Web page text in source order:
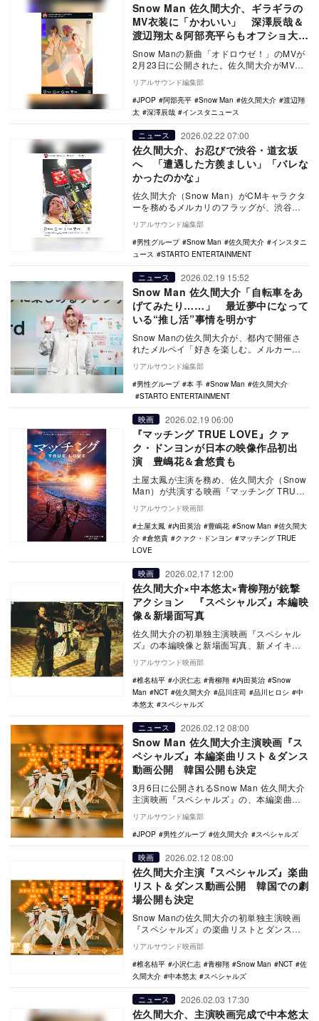
Snow Man 佐久間大介、ギラギラの
MV衣装に「かわいい」 深澤辰哉＆
渡辺翔太＆阿部亮平らもオフショ大量
投稿
Snow Manの新曲「オドロウゼ！」のMVが
2月23日に公開された。佐久間大介がMV撮
影時のオフショットを自身のInstagr…
リアルサウンド編集部
JPOP
阿部亮平 Snow Man 佐久間大介
渡辺翔
太
深澤辰哉 インスタニュース
ニュース 2026.02.22 07:00
佐久間大介、お忍びで渋谷・道玄坂
へ 「遭遇した方羨ましい」「バレな
かったのかな」
佐久間大介（Snow Man）がCMキャラクタ
ーを務めるメルカリのフラッグが、渋谷の
道玄坂に掲出されている。佐久間本人がそ
の広告…
リアルサウンド編集部
男性グループ
Snow Man 佐久間大介
インスタニ
ュース
STARTO ENTERTAINMENT
ニュース 2026.02.19 15:52
Snow Man 佐久間大介「自転車をあ
げてみたり……」 最近夢中になって
いる“推し活”事情を明かす
Snow Manの佐久間大介が、都内で開催さ
れたメルペイ「好きを楽しむ。メルカー
ド」新CM発表会に出席。最近の“推し活”事
情を明…
リアルサウンド編集部
男性グループ
本 手 Snow Man
佐久間大介
STARTO ENTERTAINMENT
映画 2026.02.19 06:00
『マッチング TRUE LOVE』クァ
ク・ドンヨンが日本の映像作品初出
演 豊嶋花＆倉悠貴も
土屋太鳳が主演を務め、佐久間大介（Snow
Man）が共演する映画『マッチング TRUE
LOVE』の追加キャストとして、クァク…
リアルサウンド映画部
土屋太鳳
内田英治 豊嶋花 Snow Man
佐久間大
介
倉悠貴 クァク・ドンヨン
マッチング TRUE
LOVE
映画 2026.02.17 12:00
佐久間大介×中本悠太×青柳翔が銃撃
アクション 『スペシャルズ』本編映
像＆新場面写真
佐久間大介の初単独主演映画『スペシャル
ズ』の本編映像と新場面写真、新メイキン
グ写真が公開。本編映像では、殺気に満ち
た殺し屋3人が…
リアルサウンド映画部
椎名桔平
小沢仁志 青柳翔 内田英治
Snow
Man
NCT 佐久間大介 品川庄司 品川ヒロシ
中
本悠太
スペシャルズ
ニュース 2026.02.12 08:00
Snow Man 佐久間大介主演映画『ス
ペシャルズ』本編楽曲リスト＆ダンス
動画公開 韓国公開も決定
3月6日に公開されるSnow Man 佐久間大介
主演映画『スペシャルズ』の、本編楽曲リ
リアルサウンド編集部
JPOP
男性グループ 佐久間大介 スペシャルズ
映画 2026.02.12 08:00
佐久間大介主演『スペシャルズ』楽曲
リスト＆ダンス動画公開 韓国での劇
場公開も決定
Snow Manの佐久間大介の初単独主演映画
『スペシャルズ』の楽曲リストとダンス動
画が公開。また、韓国での劇場公開、シカ
ゴAPU…
リアルサウンド映画部
椎名桔平
小沢仁志 青柳翔 Snow Man NCT
佐
久間大介
中本悠太 スペシャルズ
ニュース 2026.02.03 17:30
佐久間大介、主演映画完成で中本悠太